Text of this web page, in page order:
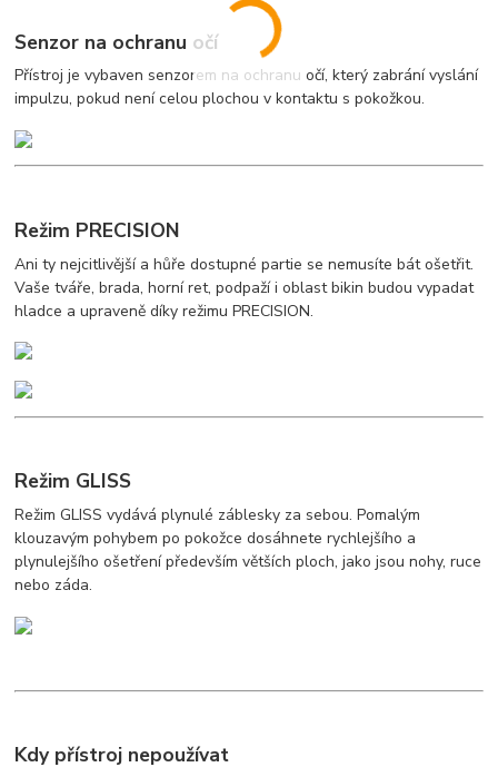
Senzor na ochranu očí
Přístroj je vybaven senzorem na ochranu očí, který zabrání vyslání
impulzu, pokud není celou plochou v kontaktu s pokožkou.
Režim PRECISION
Ani ty nejcitlivější a hůře dostupné partie se nemusíte bát ošetřit.
Vaše tváře, brada, horní ret, podpaží i oblast bikin budou vypadat
hladce a upraveně díky režimu PRECISION.
Režim GLISS
Režim GLISS vydává plynulé záblesky za sebou. Pomalým
klouzavým pohybem po pokožce dosáhnete rychlejšího a
plynulejšího ošetření především větších ploch, jako jsou nohy, ruce
nebo záda.
Kdy přístroj nepoužívat